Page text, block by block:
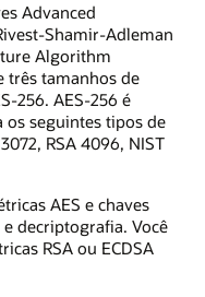
Advanced
Shamir-Adleman
Algorithm
três tamanhos de
256. AES-256 é
os seguintes tipos de
RSA 4096, NIST
AES e chaves
decriptografia. Você
RSA ou ECDSA